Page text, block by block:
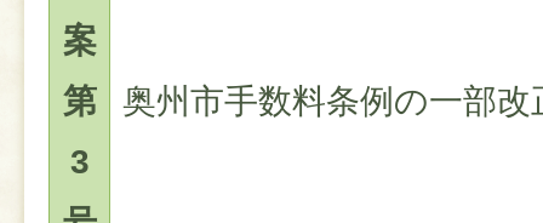
案
第
3
奥州市手数料条例の一部